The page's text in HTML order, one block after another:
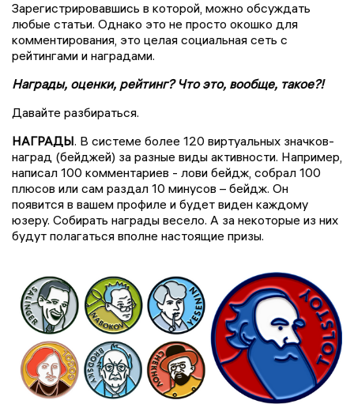
Зарегистрировавшись в которой, можно обсуждать
любые статьи. Однако это не просто окошко для
комментирования, это целая социальная сеть с
рейтингами и наградами.
Награды, оценки, рейтинг? Что это, вообще, такое?!
Давайте разбираться.
НАГРАДЫ. В системе более 120 виртуальных значков-
наград (бейджей) за разные виды активности. Например,
написал 100 комментариев - лови бейдж, собрал 100
плюсов или сам раздал 10 минусов – бейдж. Он
появится в вашем профиле и будет виден каждому
юзеру. Собирать награды весело. А за некоторые из них
будут полагаться вполне настоящие призы.